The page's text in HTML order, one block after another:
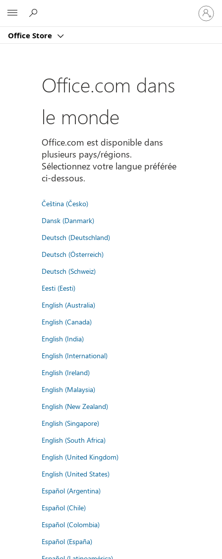
Office Store
vous
à
compte
Office.com dans
le monde
Office.com est disponible dans
plusieurs pays/régions.
Sélectionnez votre langue préférée
ci-dessous.
Čeština (Česko)
Dansk (Danmark)
Deutsch (Deutschland)
Deutsch (Österreich)
Deutsch (Schweiz)
Eesti (Eesti)
English (Australia)
English (Canada)
English (India)
English (International)
English (Ireland)
English (Malaysia)
English (New Zealand)
English (Singapore)
English (South Africa)
English (United Kingdom)
English (United States)
Español (Argentina)
Español (Chile)
Español (Colombia)
Español (España)